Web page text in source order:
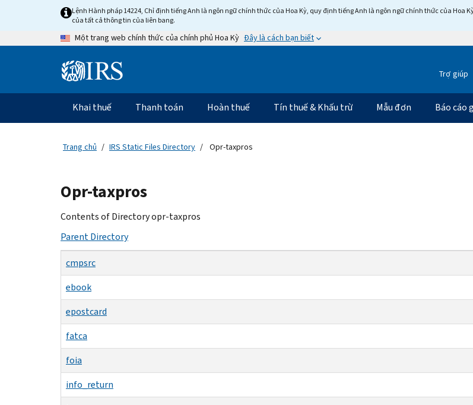
content
Lệnh Hành pháp 14224, Chỉ định tiếng Anh là ngôn ngữ chính thức của Hoa Kỳ, quy định tiếng Anh là ngôn ngữ chính thức của Hoa
của tất cả thông tin của liên bang.
Một trang web chính thức của chính phủ Hoa Kỳ Đây là cách bạn biết
Information Trợ giúp
Điều
hướng
chính
Khai thuế Thanh toán Hoàn thuế Tín thuế & Khấu trừ Mẫu đơn Báo cáo
Trang chủ IRS Static Files Directory Opr-taxpros
Beginning
of
main
Opr-taxpros
Contents of Directory opr-taxpros
Parent Directory
cmpsrc
ebook
epostcard
fatca
foia
info_return